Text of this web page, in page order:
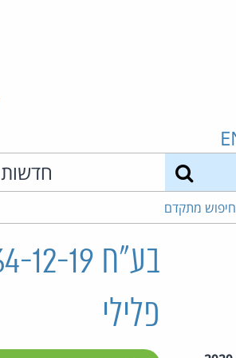
חדשות
חיפוש מתקדם
פלילי